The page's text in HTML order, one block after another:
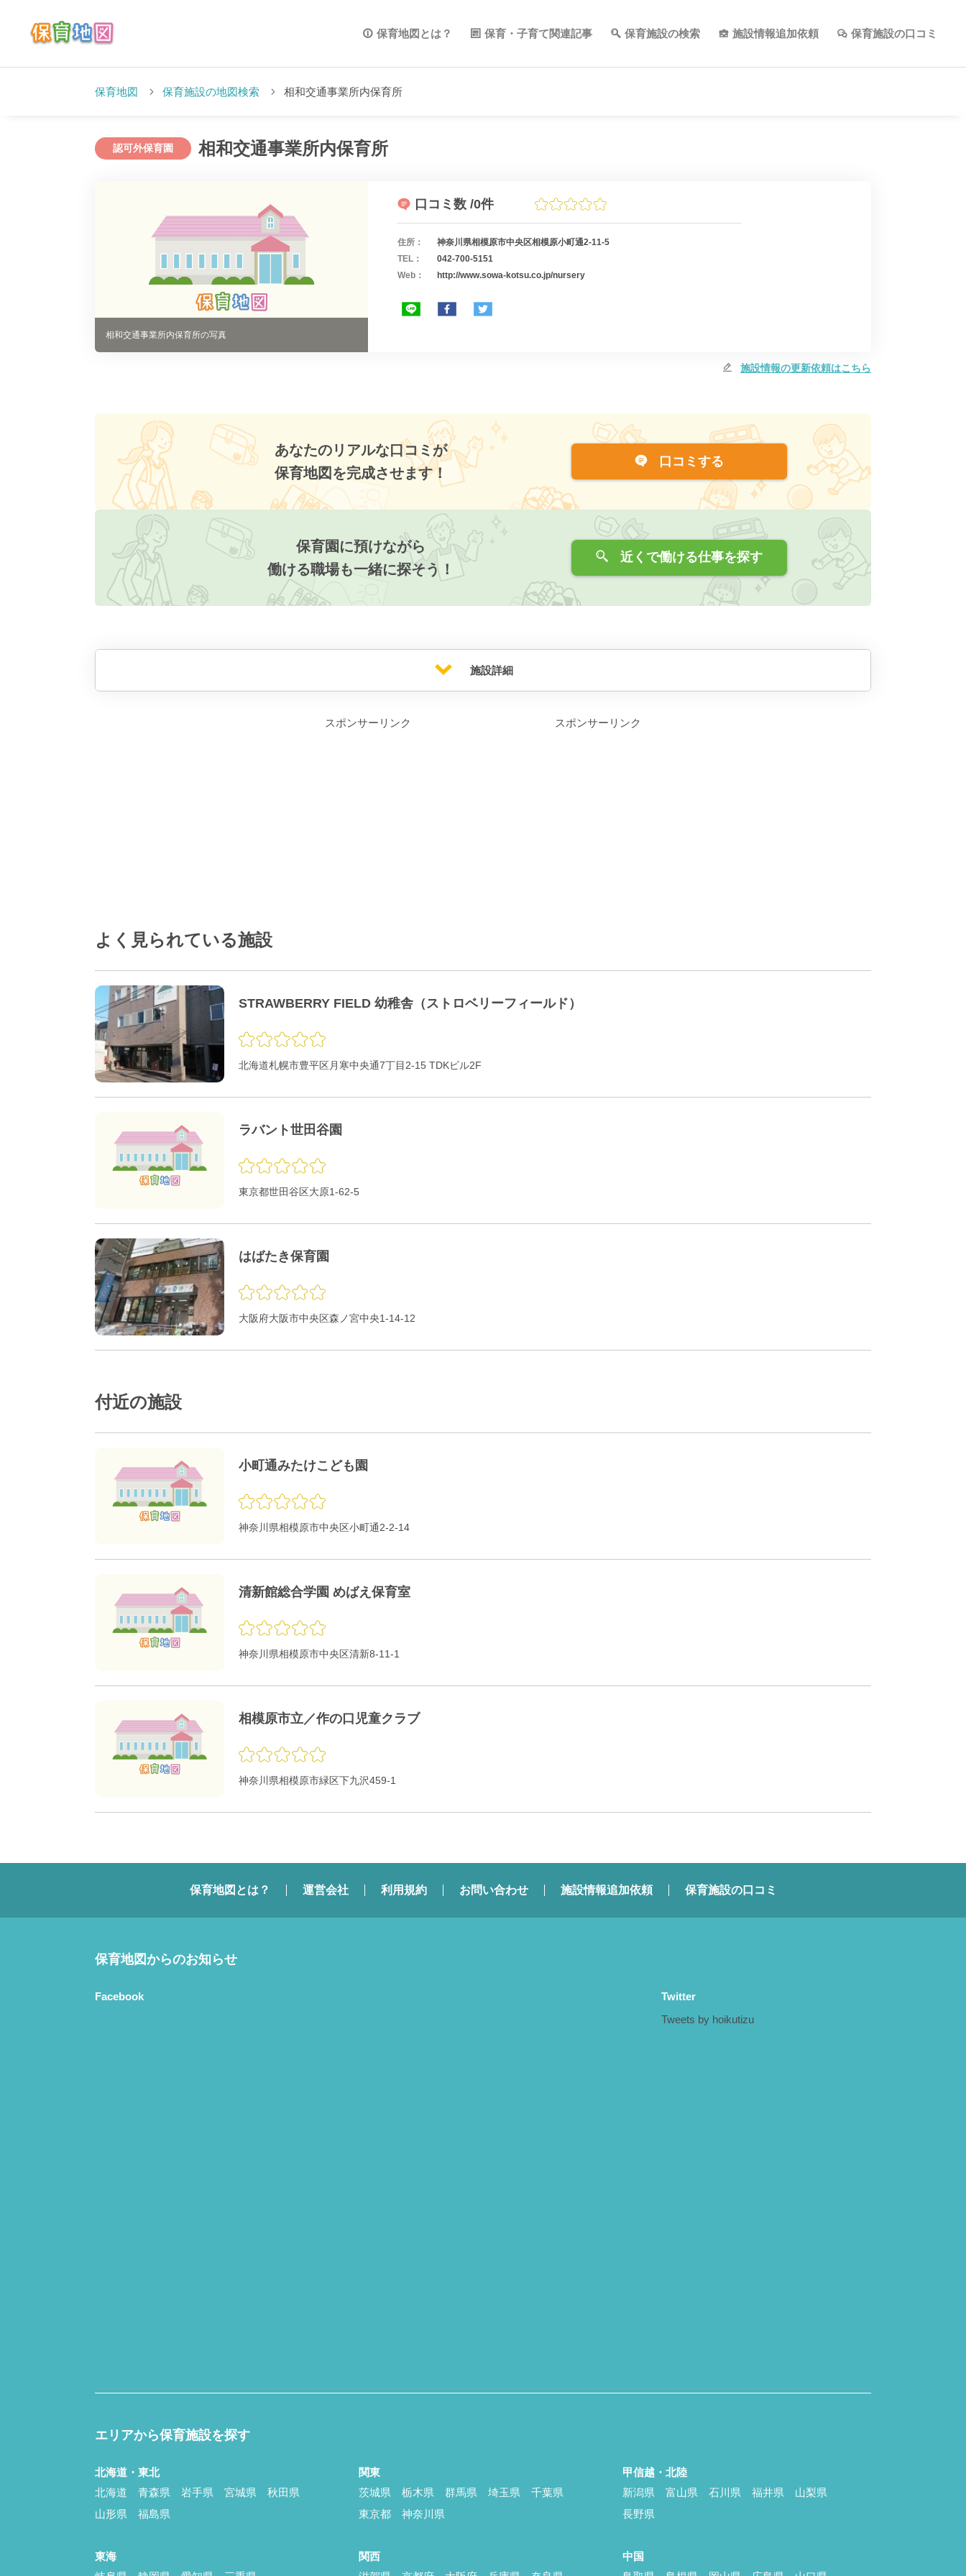
保育地図とは？ 保育・子育て関連記事 保育施設の検索 施設情報追加依頼 保育施設の口コミ
保育地図 保育施設の地図検索 相和交通事業所内保育所
認可外保育園 相和交通事業所内保育所
相和交通事業所内保育所の写真
口コミ数 /0件
住所：
神奈川県相模原市中央区相模原小町通2-11-5
TEL：
042-700-5151
Web：
http://www.sowa-kotsu.co.jp/nursery
施設情報の更新依頼はこちら
あなたのリアルな口コミが
保育地図を完成させます！
口コミする
保育園に預けながら
働ける職場も一緒に探そう！
近くで働ける仕事を探す
施設詳細
スポンサーリンク スポンサーリンク
よく見られている施設
STRAWBERRY FIELD 幼稚舎（ストロベリーフィールド）
北海道札幌市豊平区月寒中央通7丁目2-15 TDKビル2F
ラバント世田谷園
東京都世田谷区大原1-62-5
はばたき保育園
大阪府大阪市中央区森ノ宮中央1-14-12
付近の施設
小町通みたけこども園
神奈川県相模原市中央区小町通2-2-14
清新館総合学園 めばえ保育室
神奈川県相模原市中央区清新8-11-1
相模原市立／作の口児童クラブ
神奈川県相模原市緑区下九沢459-1
保育地図とは？ 運営会社 利用規約 お問い合わせ 施設情報追加依頼 保育施設の口コミ
保育地図からのお知らせ
Facebook
Twitter
Tweets by hoikutizu
エリアから保育施設を探す
北海道・東北
北海道
青森県 岩手県 宮城県
秋田県
山形県
福島県
関東
茨城県
栃木県 群馬県 埼玉県
千葉県
東京都
神奈川県
甲信越・北陸
新潟県
富山県 石川県 福井県
山梨県
長野県
東海
関西
中国